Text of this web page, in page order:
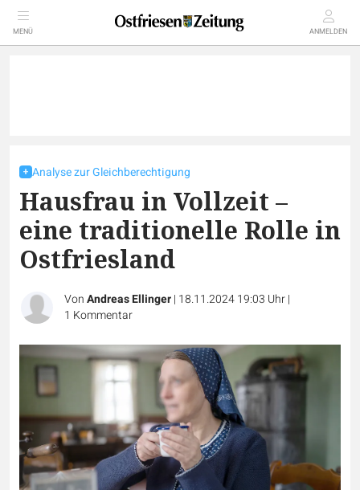
MENÜ ANMELDEN
Analyse zur Gleichberechtigung
Hausfrau in Vollzeit –
eine traditionelle Rolle in
Ostfriesland
VonAndreas Ellinger| 18.11.2024 19:03 Uhr|
1 Kommentar